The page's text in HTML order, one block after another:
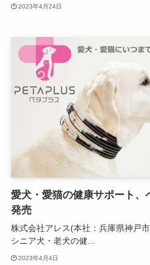
2023年4月24日
愛犬・愛猫の健康サポート、
発売
株式会社アレス(本社：兵庫県神戸
シニア犬・老犬の健...
2023年4月4日